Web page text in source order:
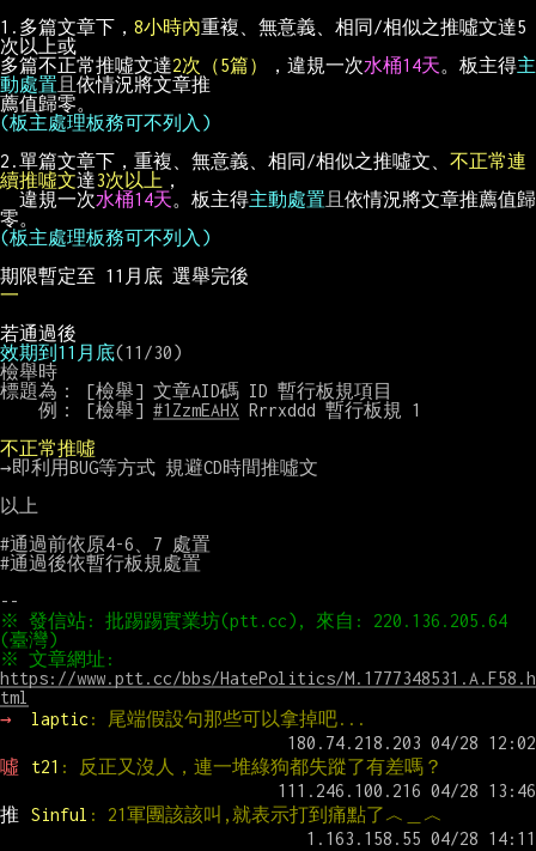
1.多篇文章下， 8小時內重複、無意義、相同/相似之推噓文達5
次以上或
多篇不正常推噓文達2次（5篇） ，違規一次水桶14天。板主得主
動處置 且 依情況將文章推
薦值歸零。
(板主處理板務可不列入)
2.單篇文章下，重複、無意義、相同/相似之推噓文、 不正常連
續推噓文達3次以上 ，
違規一次水桶14天。板主得主動處置 且 依情況將文章推薦值歸
零。
(板主處理板務可不列入)
期限暫定至 11月底 選舉完後
一
若通過後
效期到11月底(11/30)
檢舉時
標題為： [檢舉] 文章AID碼 ID 暫行板規項目
例： [檢舉] #1ZzmEAHX Rrrxddd 暫行板規 1
不正常推噓
→即利用BUG等方式 規避CD時間推噓文
以上
#通過前依原4-6、7 處置
#通過後依暫行板規處置
※ 發信站: 批踢踢實業坊(ptt.cc), 來自: 220.136.205.64
https://www.ptt.cc/bbs/HatePolitics/M.1777348531.A.F58.h
tml
→
laptic : 尾端假設句那些可以拿掉吧...
噓 t21 : 反正又沒人，連一堆綠狗都失蹤了有差嗎？
推 Sinful : 21軍團該該叫,就表示打到痛點了︿＿︿